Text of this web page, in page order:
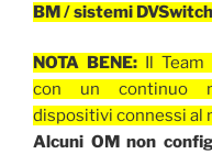
BM / sistemi
NOTA BENE: Il Team
con un continuo
dispositivi connessi al
Alcuni OM non